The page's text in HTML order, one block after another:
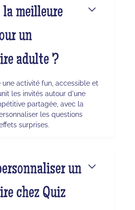
la meilleure
un
adulte ?
une activité fun, accessible et
les invités autour d'une
partagée, avec la
les questions
surprises.
un
chez Quiz